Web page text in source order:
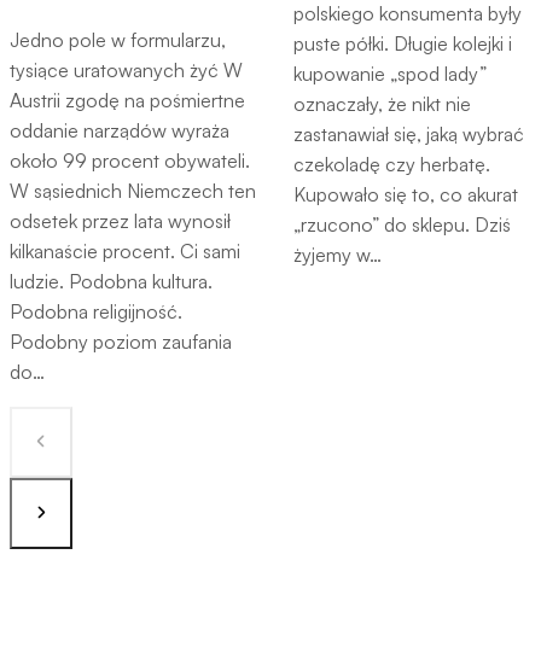
Jedno pole w formularzu,
tysiące uratowanych żyć W
Austrii zgodę na pośmiertne
oddanie narządów wyraża
około 99 procent obywateli.
W sąsiednich Niemczech ten
odsetek przez lata wynosił
kilkanaście procent. Ci sami
ludzie. Podobna kultura.
Podobna religijność.
Podobny poziom zaufania
do…
polskiego konsumenta były
puste półki. Długie kolejki i
kupowanie „spod lady”
oznaczały, że nikt nie
zastanawiał się, jaką wybrać
czekoladę czy herbatę.
Kupowało się to, co akurat
„rzucono” do sklepu. Dziś
żyjemy w…